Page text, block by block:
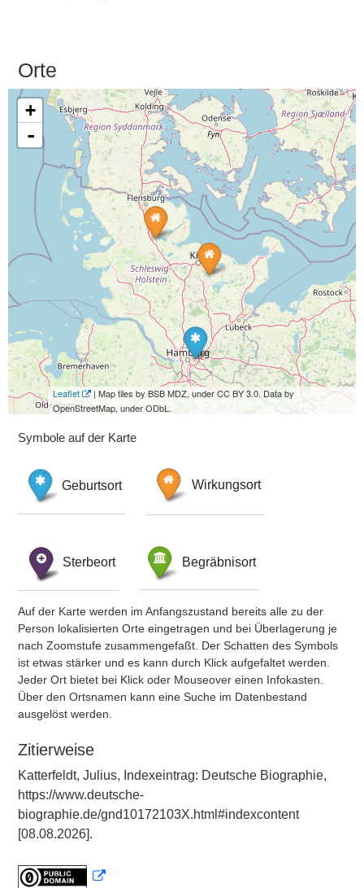
Orte
+
-
Leaflet
| Map tiles by BSB MDZ, under CC BY 3.0. Data by
OpenStreetMap, under ODbL.
Symbole auf der Karte
Geburtsort Wirkungsort
Sterbeort Begräbnisort
Auf der Karte werden im Anfangszustand bereits alle zu der
Person lokalisierten Orte eingetragen und bei Überlagerung je
nach Zoomstufe zusammengefaßt. Der Schatten des Symbols
ist etwas stärker und es kann durch Klick aufgefaltet werden.
Jeder Ort bietet bei Klick oder Mouseover einen Infokasten.
Über den Ortsnamen kann eine Suche im Datenbestand
ausgelöst werden.
Zitierweise
Katterfeldt, Julius, Indexeintrag: Deutsche Biographie,
https://www.deutsche-
biographie.de/gnd10172103X.html#indexcontent
[08.08.2026].